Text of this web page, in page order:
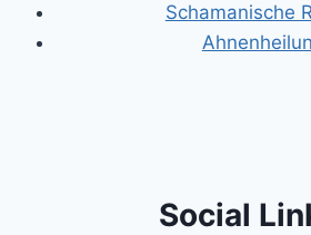
Schamanische
Social